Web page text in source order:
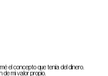
el concepto que tenía del dinero.
mi valor propio.